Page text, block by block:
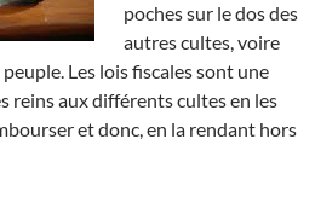
poches sur le dos des
autres cultes, voire
Les lois fiscales sont une
reins aux différents cultes en les
et donc, en la rendant hors